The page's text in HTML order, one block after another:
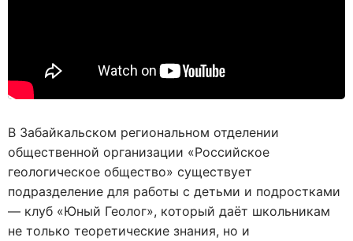
В Забайкальском региональном отделении
общественной организации «Российское
геологическое общество» существует
подразделение для работы с детьми и подростками
— клуб «Юный Геолог», который даёт школьникам
не только теоретические знания, но и